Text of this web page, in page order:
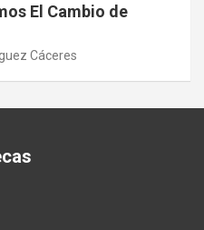
El Cambio de
Cáceres